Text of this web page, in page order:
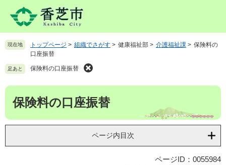
先
。
を
て
へ
現在地 トップページ > 組織でさがす > 健康福祉部 > 介護福祉課 > 保険料の
口座振替
足あと 保険料の口座振替
本
保険料の口座振替
ページ内目次
ページID：0055984